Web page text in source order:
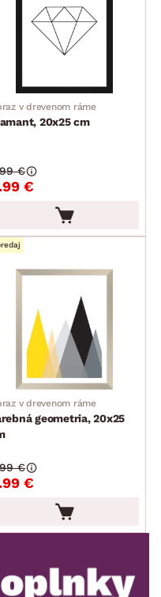
v drevenom ráme
20x25 cm
€
€
v drevenom ráme
geometria, 20x25
€
€